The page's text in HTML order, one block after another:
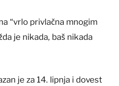
“vrlo privlačna mnogim
je nikada, baš nikada
je za 14. lipnja i dovest